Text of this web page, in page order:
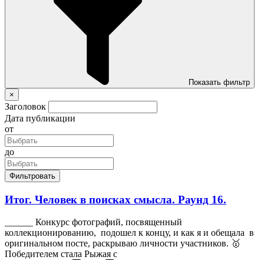
Показать фильтр
×
Заголовок
Дата публикации
от
до
Фильтровать
Итог. Человек в поисках смысла. Раунд 16.
______ Конкурс фотографий, посвященный
коллекционированию, подошел к концу, и как я и обещала в
оригинальном посте, раскрываю личности участников. 🥇
Победителем стала Рыжая с